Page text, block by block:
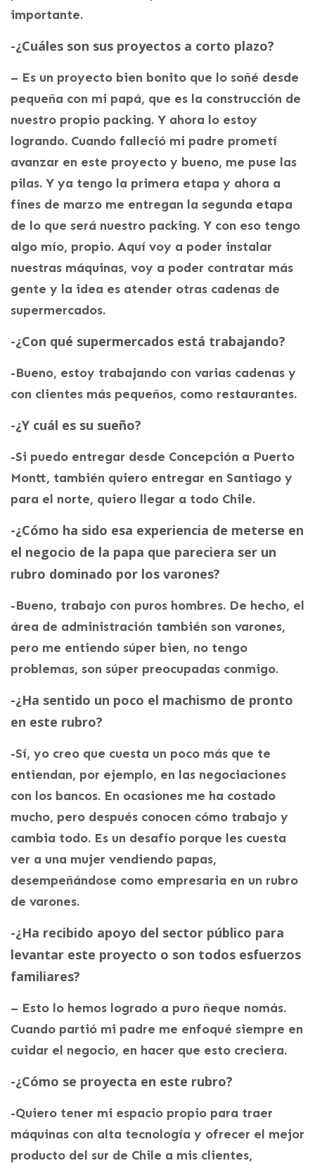
importante.
-¿Cuáles son sus proyectos a corto plazo?
– Es un proyecto bien bonito que lo soñé desde
pequeña con mi papá, que es la construcción de
nuestro propio packing. Y ahora lo estoy
logrando. Cuando falleció mi padre prometí
avanzar en este proyecto y bueno, me puse las
pilas. Y ya tengo la primera etapa y ahora a
fines de marzo me entregan la segunda etapa
de lo que será nuestro packing. Y con eso tengo
algo mío, propio. Aquí voy a poder instalar
nuestras máquinas, voy a poder contratar más
gente y la idea es atender otras cadenas de
supermercados.
-¿Con qué supermercados está trabajando?
-Bueno, estoy trabajando con varias cadenas y
con clientes más pequeños, como restaurantes.
-¿Y cuál es su sueño?
-Si puedo entregar desde Concepción a Puerto
Montt, también quiero entregar en Santiago y
para el norte, quiero llegar a todo Chile.
-¿Cómo ha sido esa experiencia de meterse en
el negocio de la papa que pareciera ser un
rubro dominado por los varones?
-Bueno, trabajo con puros hombres. De hecho, el
área de administración también son varones,
pero me entiendo súper bien, no tengo
problemas, son súper preocupadas conmigo.
-¿Ha sentido un poco el machismo de pronto
en este rubro?
-Sí, yo creo que cuesta un poco más que te
entiendan, por ejemplo, en las negociaciones
con los bancos. En ocasiones me ha costado
mucho, pero después conocen cómo trabajo y
cambia todo. Es un desafío porque les cuesta
ver a una mujer vendiendo papas,
desempeñándose como empresaria en un rubro
de varones.
-¿Ha recibido apoyo del sector público para
levantar este proyecto o son todos esfuerzos
familiares?
– Esto lo hemos logrado a puro ñeque nomás.
Cuando partió mi padre me enfoqué siempre en
cuidar el negocio, en hacer que esto creciera.
-¿Cómo se proyecta en este rubro?
-Quiero tener mi espacio propio para traer
máquinas con alta tecnología y ofrecer el mejor
producto del sur de Chile a mis clientes,